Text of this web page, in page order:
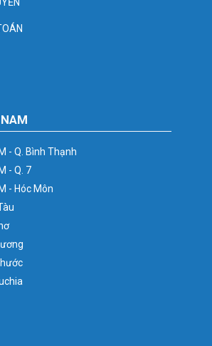
- Q. Bình Thạnh
- Q. 7
- Hóc Môn